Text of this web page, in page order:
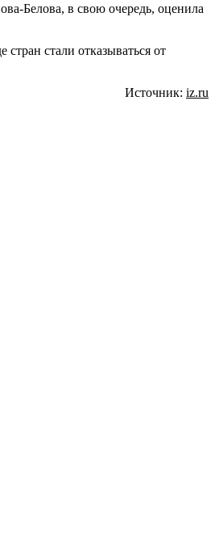
Белова, в свою очередь, оценила
стали отказываться от
Источник: iz.ru